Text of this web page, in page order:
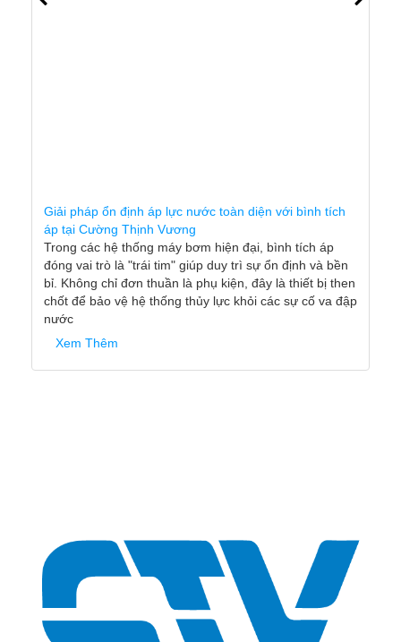
​Giải pháp ổn định áp lực nước toàn diện với bình tích
áp tại Cường Thịnh Vương
Trong các hệ thống máy bơm hiện đại, bình tích áp
đóng vai trò là "trái tim" giúp duy trì sự ổn định và bền
bỉ. Không chỉ đơn thuần là phụ kiện, đây là thiết bị then
chốt để bảo vệ hệ thống thủy lực khỏi các sự cố va đập
nước
Xem Thêm